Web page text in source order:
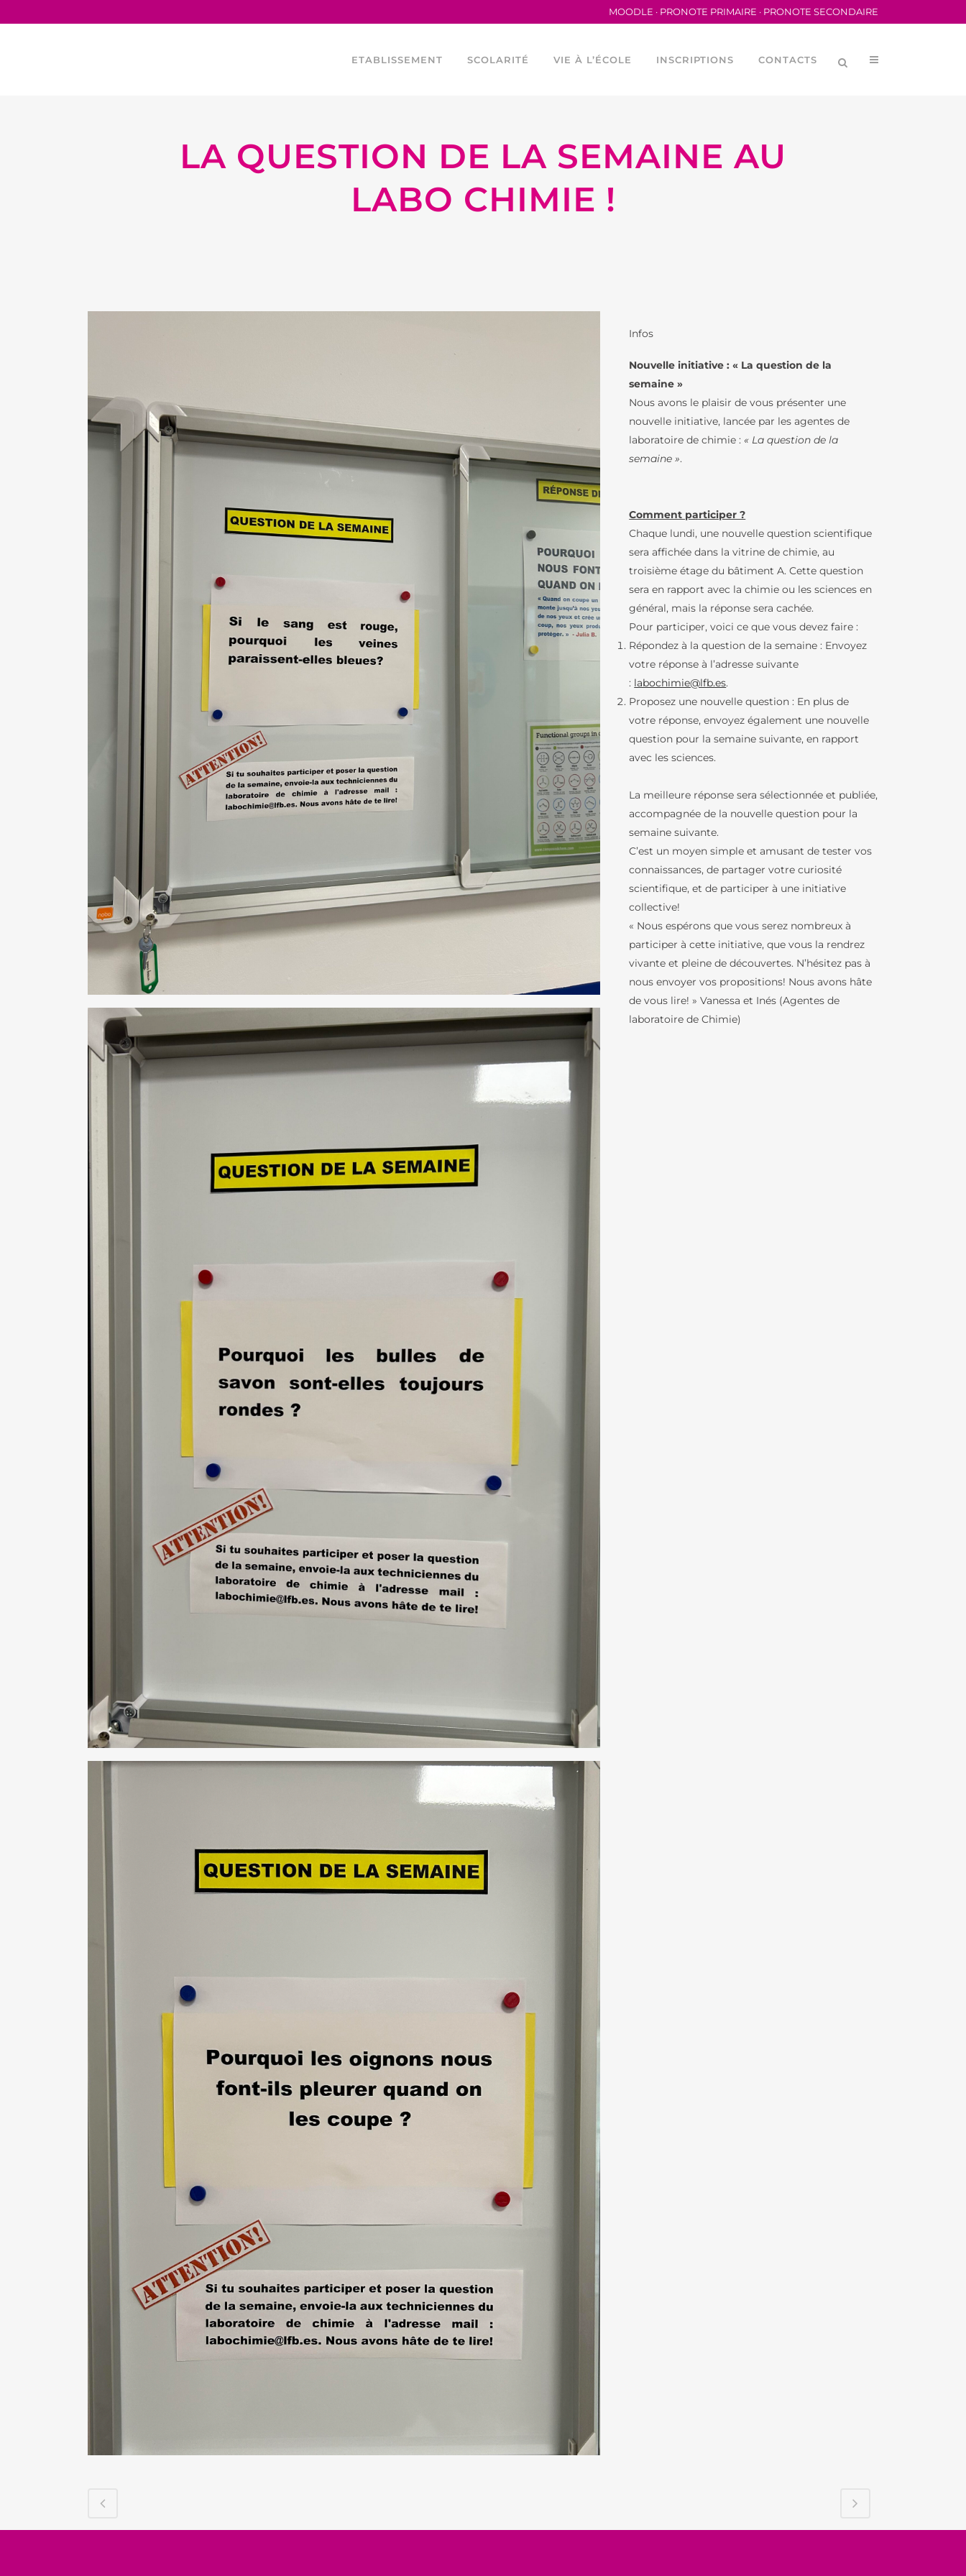
MOODLE · PRONOTE PRIMAIRE · PRONOTE SECONDAIRE
ETABLISSEMENT
TRAVAILLER AU LFB
ANCIENS ÉLÈVES
TOURS VIRTUELS DU
LFB
ORGANIGRAMME
(DIAGRAMME)
SCOLARITÉ
LA MATERNELLE
LES PARCOURS LINGUISTIQUES
ÉTUDES ESPAGNOLES ET
CATALANES AU LFB
LE BAC FRANÇAIS INTERNATIONAL
FOURNITURES LYCÉE
ACCÈS AUX ÉTUDES SUPÉRIEURES
SCHOOL PROFILE
LES LETTRES DE L’ORIENTATION
VIE À L’ÉCOLE
HORAIRES
PROGRAMME TEI
MÉDIATHÈQUE / BCD / CDI
LES ARTS-PLASTIQUES
LE THÉÂTRE
LES CLASSES À ENJEUX
MARITIMES
LA WEBRADIO DU LFB
LANGUES ET CULTURES DE
L’ANTIQUITÉ LATIN – GREC
LA MUSIQUE AU LFB
ATELIER ÉCOLOGIE
AÉRONAUTIQUE
VIE SCOLAIRE
SERVICE DE SANTÉ
LA RESTAURATION AU LFB
CALENDRIER SCOLAIRE
TRANSPORTS SCOLAIRES
PARTENARIATS
INSCRIPTIONS CONTACTS
LA QUESTION DE LA SEMAINE AU
LABO CHIMIE !
Infos
Nouvelle initiative : « La question de la
semaine »
Nous avons le plaisir de vous présenter une
nouvelle initiative, lancée par les agentes de
laboratoire de chimie : « La question de la
semaine ».
Comment participer ?
Chaque lundi, une nouvelle question scientifique
sera affichée dans la vitrine de chimie, au
troisième étage du bâtiment A. Cette question
sera en rapport avec la chimie ou les sciences en
général, mais la réponse sera cachée.
Pour participer, voici ce que vous devez faire :
Répondez à la question de la semaine : Envoyez
votre réponse à l’adresse suivante
: labochimie@lfb.es.
Proposez une nouvelle question : En plus de
votre réponse, envoyez également une nouvelle
question pour la semaine suivante, en rapport
avec les sciences.
La meilleure réponse sera sélectionnée et publiée,
accompagnée de la nouvelle question pour la
semaine suivante.
C’est un moyen simple et amusant de tester vos
connaissances, de partager votre curiosité
scientifique, et de participer à une initiative
collective!
« Nous espérons que vous serez nombreux à
participer à cette initiative, que vous la rendrez
vivante et pleine de découvertes. N’hésitez pas à
nous envoyer vos propositions! Nous avons hâte
de vous lire! » Vanessa et Inés (Agentes de
laboratoire de Chimie)